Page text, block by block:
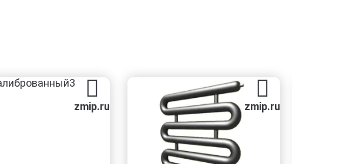
zmip.ru